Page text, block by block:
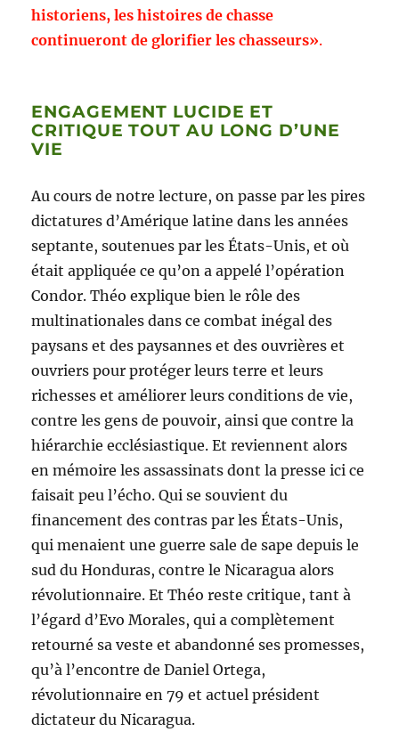
historiens, les histoires de chasse
continueront de glorifier les chasseurs».
ENGAGEMENT LUCIDE ET
CRITIQUE TOUT AU LONG D’UNE
VIE
Au cours de notre lecture, on passe par les pires
dictatures d’Amérique latine dans les années
septante, soutenues par les États-Unis, et où
était appliquée ce qu’on a appelé l’opération
Condor. Théo explique bien le rôle des
multinationales dans ce combat inégal des
paysans et des paysannes et des ouvrières et
ouvriers pour protéger leurs terre et leurs
richesses et améliorer leurs conditions de vie,
contre les gens de pouvoir, ainsi que contre la
hiérarchie ecclésiastique. Et reviennent alors
en mémoire les assassinats dont la presse ici ce
faisait peu l’écho. Qui se souvient du
financement des contras par les États-Unis,
qui menaient une guerre sale de sape depuis le
sud du Honduras, contre le Nicaragua alors
révolutionnaire. Et Théo reste critique, tant à
l’égard d’Evo Morales, qui a complètement
retourné sa veste et abandonné ses promesses,
qu’à l’encontre de Daniel Ortega,
révolutionnaire en 79 et actuel président
dictateur du Nicaragua.